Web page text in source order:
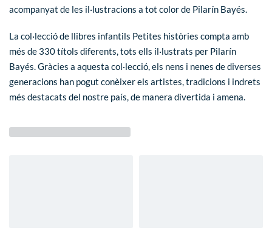
acompanyat de les il·lustracions a tot color de Pilarín Bayés.
La col·lecció de llibres infantils Petites històries compta amb
més de 330 títols diferents, tots ells il·lustrats per Pilarín
Bayés. Gràcies a aquesta col·lecció, els nens i nenes de diverses
generacions han pogut conèixer els artistes, tradicions i indrets
més destacats del nostre país, de manera divertida i amena.